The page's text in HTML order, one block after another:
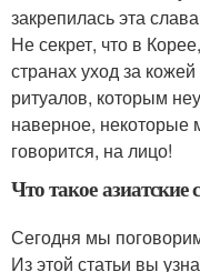
закрепилась эта
Не секрет, что в
странах уход за
ритуалов, которым
наверное, некоторые
говорится, на лицо!
Что такое
Сегодня мы
Из этой статьи вы